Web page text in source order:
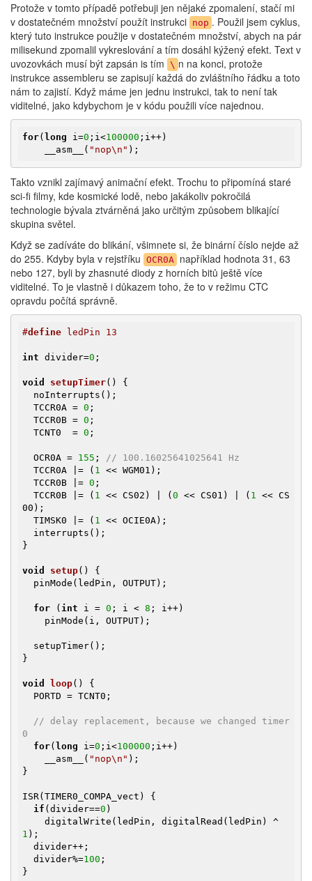
Protože v tomto případě potřebuji jen nějaké zpomalení, stačí mi
v dostatečném množství použít instrukci nop . Použil jsem cyklus,
který tuto instrukce použije v dostatečném množství, abych na pár
milisekund zpomalil vykreslování a tím dosáhl kýžený efekt. Text v
uvozovkách musí být zapsán is tím \ n na konci, protože
instrukce assembleru se zapisují každá do zvláštního řádku a toto
nám to zajistí. Když máme jen jednu instrukci, tak to není tak
viditelné, jako kdybychom je v kódu použili více najednou.
for( long i=0 ;i<100000 ;i++)
    __asm__(
"nop\n" );
Takto vznikl zajímavý animační efekt. Trochu to připomíná staré
sci-fi filmy, kde kosmické lodě, nebo jakákoliv pokročilá
technologie bývala ztvárněná jako určitým způsobem blikající
skupina světel.
Když se zadíváte do blikání, všimnete si, že binární číslo nejde až
do 255. Kdyby byla v rejstříku OCR0A například hodnota 31, 63
nebo 127, byli by zhasnuté diody z horních bitů ještě více
viditelné. To je vlastně i důkazem toho, že to v režimu CTC
opravdu počítá správně.
#define ledPin 13
int divider=0 ;
void setupTimer()
{
  TCCR0A =
0 ;
  TCCR0B =
0 ;
  TCNT0  =
0 ;
  OCR0A =
155 ; // 100.16025641025641 Hz
  TCCR0A |= (
1 << WGM01);
  TCCR0B |=
0 ;
  TCCR0B |= (
1 << CS02) | ( 0 << CS01) | ( 1 << CS
00);
  TIMSK0 |= (
1 << OCIE0A);
}
void setup()
{
for ( int i = 0 ; i < 8 ; i++)
}
void loop()
{
// delay replacement, because we changed timer
0
for( long i=0 ;i<100000 ;i++)
    __asm__(
"nop\n" );
}
ISR(TIMER0_COMPA_vect) {
if (divider==0 )
1 );
  divider%=
100 ;
}